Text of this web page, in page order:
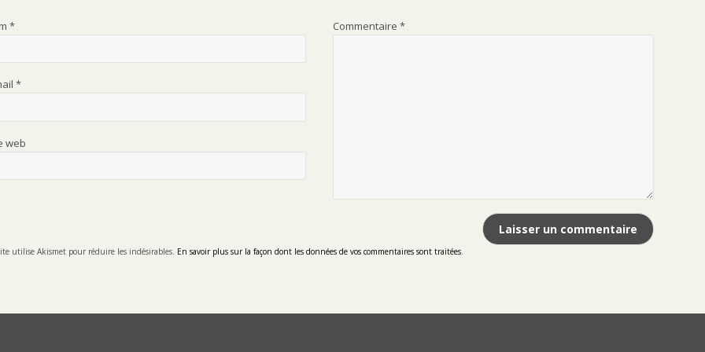
Commentaire*
*
*
web
utilise Akismet pour réduire les indésirables. En savoir plus sur la façon dont les données de vos commentaires sont traitées.